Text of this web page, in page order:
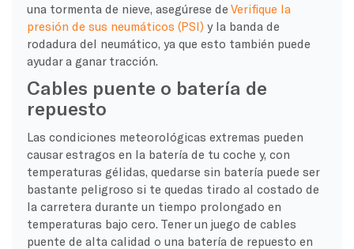
una tormenta de nieve, asegúrese de Verifique la
presión de sus neumáticos (PSI) y la banda de
rodadura del neumático, ya que esto también puede
ayudar a ganar tracción.
Cables puente o batería de
repuesto
Las condiciones meteorológicas extremas pueden
causar estragos en la batería de tu coche y, con
temperaturas gélidas, quedarse sin batería puede ser
bastante peligroso si te quedas tirado al costado de
la carretera durante un tiempo prolongado en
temperaturas bajo cero. Tener un juego de cables
puente de alta calidad o una batería de repuesto en